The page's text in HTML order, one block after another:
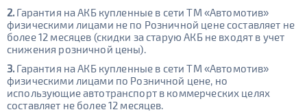
2. Гарантия на АКБ купленные в сети ТМ «Автомотив»
физическими лицами не по Розничной цене составляет не
более 12 месяцев (скидки за старую АКБ не входят в учет
снижения розничной цены).
3. Гарантия на АКБ купленные в сети ТМ «Автомотив»
физическими лицами по Розничной цене, но
использующие автотранспорт в коммерческих целях
составляет не более 12 месяцев.